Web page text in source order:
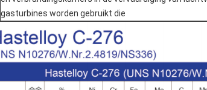
gasturbines worden gebruikt die